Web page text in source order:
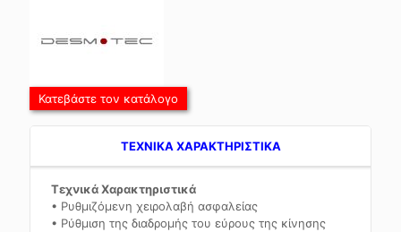
Κατεβάστε τον κατάλογο
TEXNIKA ΧΑΡΑΚΤΗΡΙΣΤΙΚΑ
Τεχνικά Χαρακτηριστικά
• Ρυθμιζόμενη χειρολαβή ασφαλείας
• Ρύθμιση της διαδρομής του εύρους της κίνησης